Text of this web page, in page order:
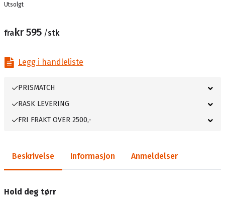
Lager
Utsolgt
frakr 595 /stk
Legg i handleliste
PRISMATCH
RASK LEVERING
FRI FRAKT OVER 2500,-
Beskrivelse Informasjon Anmeldelser
Hold deg tørr